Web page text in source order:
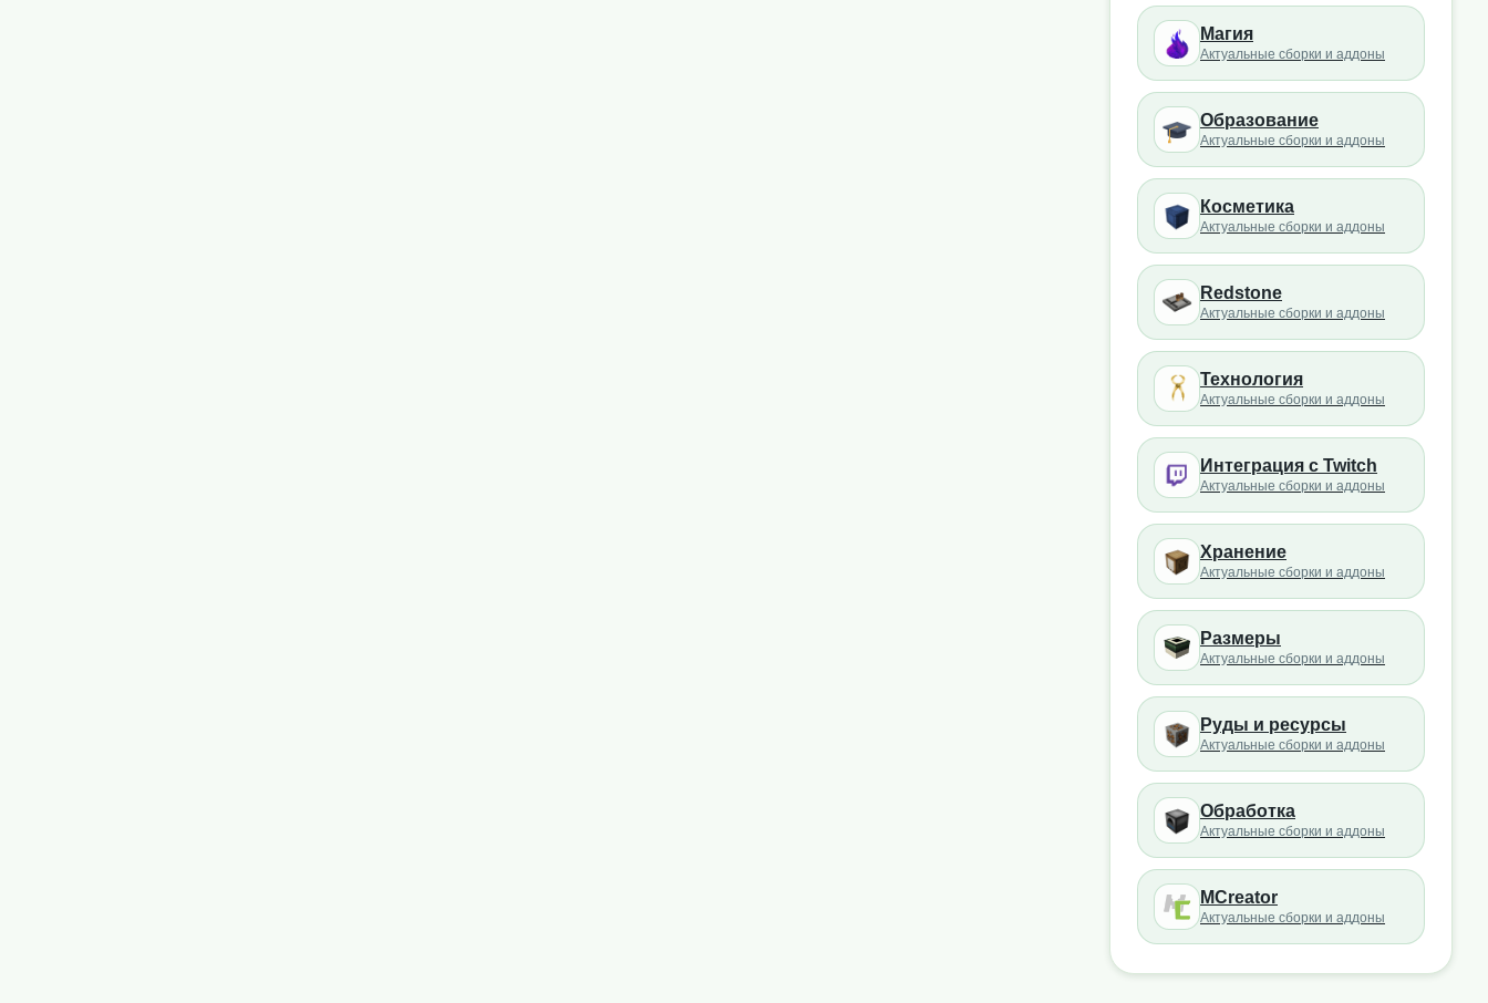
Магия
Актуальные сборки и аддоны
Образование
Актуальные сборки и аддоны
Косметика
Актуальные сборки и аддоны
Redstone
Актуальные сборки и аддоны
Технология
Актуальные сборки и аддоны
Интеграция с Twitch
Актуальные сборки и аддоны
Хранение
Актуальные сборки и аддоны
Размеры
Актуальные сборки и аддоны
Руды и ресурсы
Актуальные сборки и аддоны
Обработка
Актуальные сборки и аддоны
MCreator
Актуальные сборки и аддоны